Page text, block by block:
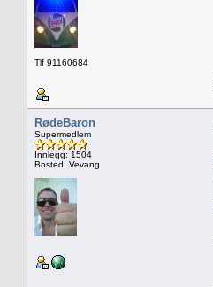
Tlf 91160684
RødeBaron
Supermedlem
Innlegg: 1504
Bosted: Vevang